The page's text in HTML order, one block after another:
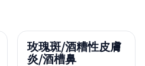
玫瑰斑/酒糟性皮膚
炎/酒槽鼻